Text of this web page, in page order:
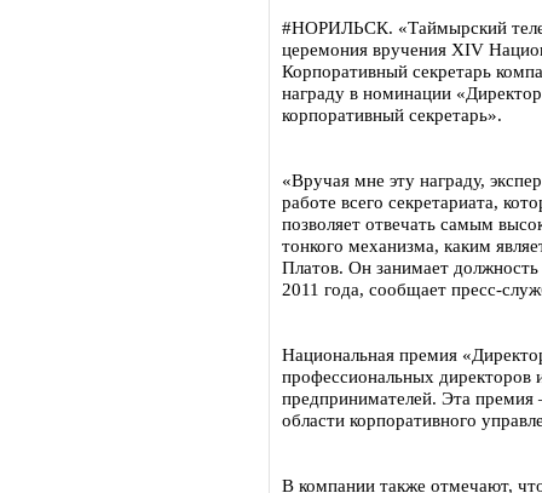
#НОРИЛЬСК. «Таймырский
церемония вручения XIV
Корпоративный секретарь
награду в номинации
корпоративный секретарь».
«Вручая мне эту награду,
работе всего секретариата,
позволяет отвечать самым
тонкого механизма, каким
Платов. Он занимает
2011 года, сообщает пресс-
Национальная премия
профессиональных
предпринимателей. Эта премия
области корпоративного
В компании также отмечают,